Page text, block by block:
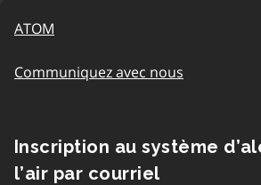
ATOM
Communiquez avec nous
Inscription au système
l’air par courriel